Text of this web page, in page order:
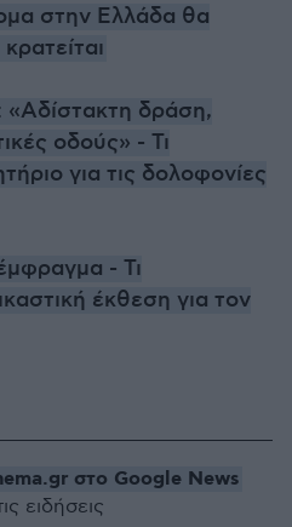
στην Ελλάδα θα
δράση,
οδούς» - Τι
για τις δολοφονίες
- Τι
έκθεση για τον
στο Google News
ειδήσεις